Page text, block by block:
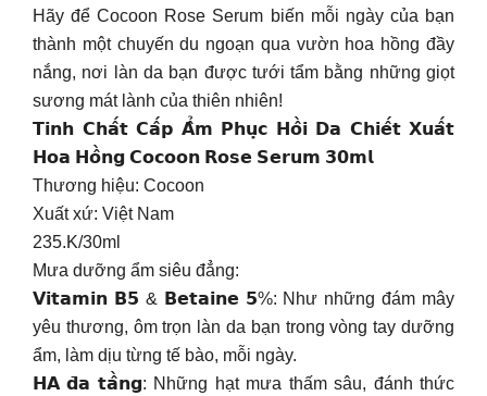
Hãy để Cocoon Rose Serum biến mỗi ngày của bạn
thành một chuyến du ngoạn qua vườn hoa hồng đầy
nắng, nơi làn da bạn được tưới tẩm bằng những giọt
sương mát lành của thiên nhiên!
𝗧𝗶𝗻𝗵 𝗖𝗵𝗮̂́𝘁 𝗖𝗮̂́𝗽 𝗔̂̉𝗺 𝗣𝗵𝘂̣𝗰 𝗛𝗼̂̀𝗶 𝗗𝗮 𝗖𝗵𝗶𝗲̂́𝘁 𝗫𝘂𝗮̂́𝘁
𝗛𝗼𝗮 𝗛𝗼̂̀𝗻𝗴 𝗖𝗼𝗰𝗼𝗼𝗻 𝗥𝗼𝘀𝗲 𝗦𝗲𝗿𝘂𝗺 𝟯𝟬𝗺𝗹
Thương hiệu: Cocoon
Xuất xứ: Việt Nam
235.K/30ml
Mưa dưỡng ẩm siêu đẳng:
𝗩𝗶𝘁𝗮𝗺𝗶𝗻 𝗕𝟱 & 𝗕𝗲𝘁𝗮𝗶𝗻𝗲 𝟱%: Như những đám mây
yêu thương, ôm trọn làn da bạn trong vòng tay dưỡng
ẩm, làm dịu từng tế bào, mỗi ngày.
𝗛𝗔 𝗱̄𝗮 𝘁𝗮̂̀𝗻𝗴: Những hạt mưa thấm sâu, đánh thức